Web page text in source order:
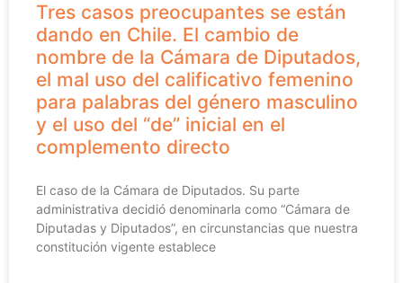
Tres casos preocupantes se están
dando en Chile. El cambio de
nombre de la Cámara de Diputados,
el mal uso del calificativo femenino
para palabras del género masculino
y el uso del “de” inicial en el
complemento directo
El caso de la Cámara de Diputados. Su parte
administrativa decidió denominarla como “Cámara de
Diputadas y Diputados”, en circunstancias que nuestra
constitución vigente establece